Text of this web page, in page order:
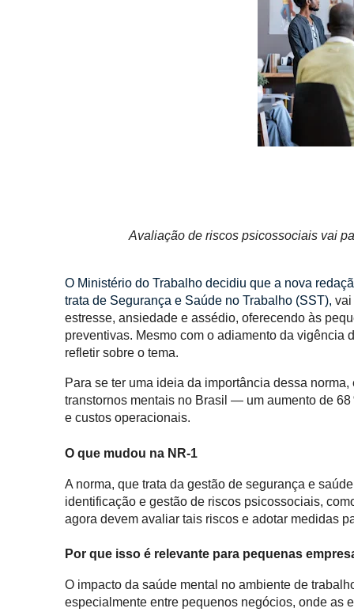
Avaliação de riscos psicossociais vai
O Ministério do Trabalho decidiu que a nova
trata de Segurança e Saúde no Trabalho (SST), vai
estresse, ansiedade e assédio, oferecendo às
preventivas. Mesmo com o adiamento da vigência
refletir sobre o tema.
Para se ter uma ideia da importância dessa
transtornos mentais no Brasil — um aumento de
e custos operacionais.
O que mudou na NR‑1
A norma, que trata da gestão de segurança e
identificação e gestão de riscos psicossociais,
agora devem avaliar tais riscos e adotar medidas
Por que isso é relevante para pequenas
O impacto da saúde mental no ambiente de
especialmente entre pequenos negócios, onde as